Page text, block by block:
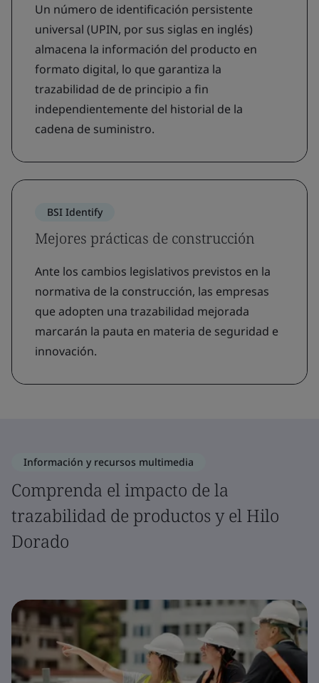
Un número de identificación persistente
universal (UPIN, por sus siglas en inglés)
almacena la información del producto en
formato digital, lo que garantiza la
trazabilidad de de principio a fin
independientemente del historial de la
cadena de suministro.
BSI Identify
Mejores prácticas de construcción
Ante los cambios legislativos previstos en la
normativa de la construcción, las empresas
que adopten una trazabilidad mejorada
marcarán la pauta en materia de seguridad e
innovación.
Información y recursos multimedia
Comprenda el impacto de la
trazabilidad de productos y el Hilo
Dorado